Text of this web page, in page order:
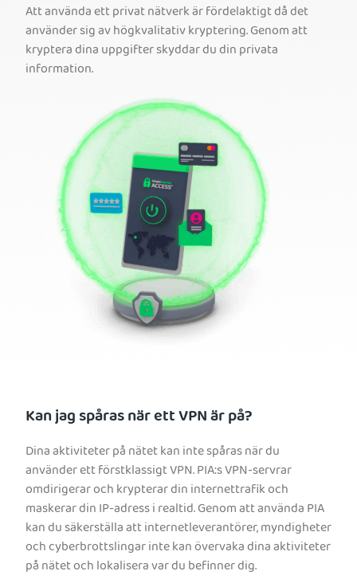
Att använda ett privat nätverk är fördelaktigt då det
använder sig av högkvalitativ kryptering. Genom att
kryptera dina uppgifter skyddar du din privata
information.
Kan jag spåras när ett VPN är på?
Dina aktiviteter på nätet kan inte spåras när du
använder ett förstklassigt VPN. PIA:s VPN-servrar
omdirigerar och krypterar din internettrafik och
maskerar din IP-adress i realtid. Genom att använda PIA
kan du säkerställa att internetleverantörer, myndigheter
och cyberbrottslingar inte kan övervaka dina aktiviteter
på nätet och lokalisera var du befinner dig.